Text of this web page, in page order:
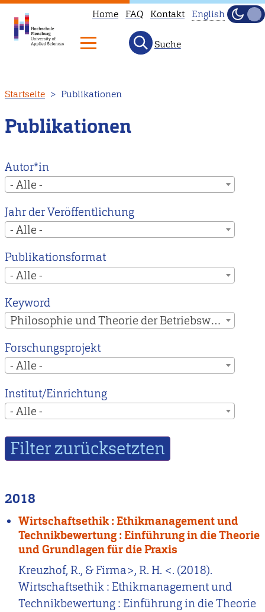
zum
Inhalt
Home FAQ Kontakt
to
our
main
instead.
English
Hell
Suche
Startseite Publikationen
Publikationen
Autor*in
- Alle -
Jahr der Veröffentlichung
- Alle -
Publikationsformat
- Alle -
Keyword
Philosophie und Theorie der Betriebswirtschaft
Forschungsprojekt
- Alle -
Institut/Einrichtung
- Alle -
2018
Wirtschaftsethik : Ethikmanagement und
Technikbewertung : Einführung in die Theorie
und Grundlagen für die Praxis
Kreuzhof, R., & Firma>, R. H. <. (2018).
Wirtschaftsethik : Ethikmanagement und
Technikbewertung : Einführung in die Theorie